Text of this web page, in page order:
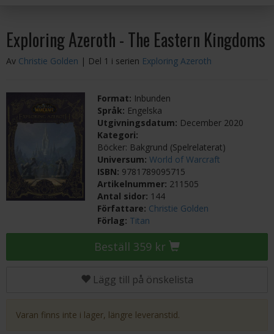
Exploring Azeroth - The Eastern Kingdoms
Av Christie Golden | Del 1 i serien Exploring Azeroth
Format: Inbunden
Språk: Engelska
Utgivningsdatum: December 2020
Kategori:
Böcker: Bakgrund (Spelrelaterat)
Universum:World of Warcraft
ISBN: 9781789095715
Artikelnummer: 211505
Antal sidor: 144
Författare: Christie Golden
Förlag: Titan
Beställ 359 kr
Lägg till på önskelista
Varan finns inte i lager, längre leveranstid.